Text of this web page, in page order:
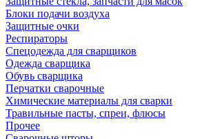
Блоки подачи воздуха
Защитные очки
Респираторы
Спецодежда для сварщиков
Одежда сварщика
Обувь сварщика
Перчатки сварочные
Химические материалы для сварки
Травильные пасты, спреи, флюсы
Прочее